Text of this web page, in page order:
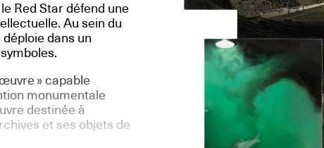
Red Star défend une
Au sein du
dans un
» capable
monumentale
destinée à
et ses objets de